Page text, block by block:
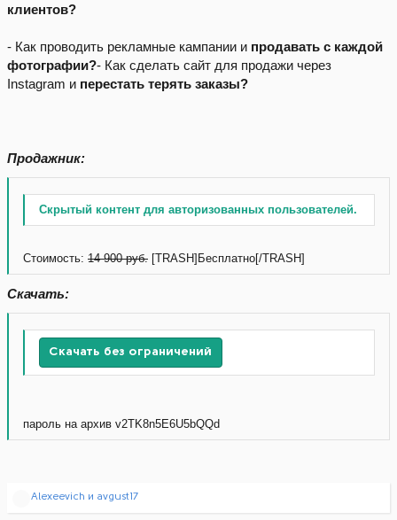
клиентов?
- Как проводить рекламные кампании и продавать с каждой
фотографии?- Как сделать сайт для продажи через
Instagram и перестать терять заказы?
Продажник:
Скрытый контент для авторизованных пользователей.
Стоимость: 14 900 руб. [TRASH]Бесплатно[/TRASH]
Скачать:
Скачать без ограничений
пароль на архив v2TK8n5E6U5bQQd
Р
Alexeevich и avgust17